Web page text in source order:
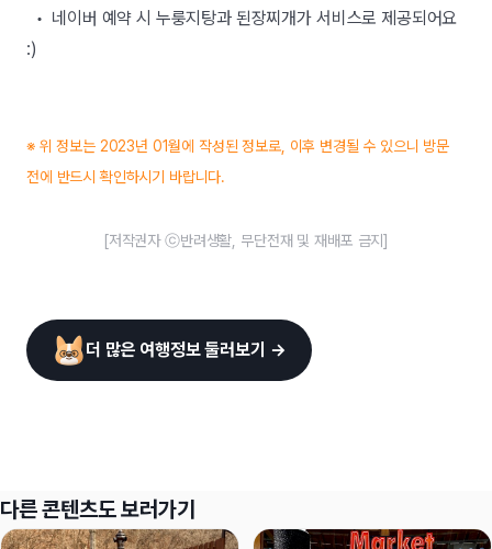
• 네이버 예약 시 누룽지탕과 된장찌개가 서비스로 제공되어요
:)
※ 위 정보는 2023년 01월에 작성된 정보로, 이후 변경될 수 있으니 방문
전에 반드시 확인하시기 바랍니다.
[저작권자 ⓒ반려생활, 무단전재 및 재배포 금지]
더 많은 여행정보 둘러보기 →
다른 콘텐츠도 보러가기